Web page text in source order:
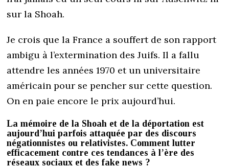
sur la Shoah.
Je crois que la France a souffert de son rapport
ambigu à l’extermination des Juifs. Il a fallu
attendre les années 1970 et un universitaire
américain pour se pencher sur cette question.
On en paie encore le prix aujourd’hui.
La mémoire de la Shoah et de la déportation est
aujourd’hui parfois attaquée par des discours
négationnistes ou relativistes. Comment lutter
efficacement contre ces tendances à l’ère des
réseaux sociaux et des fake news ?